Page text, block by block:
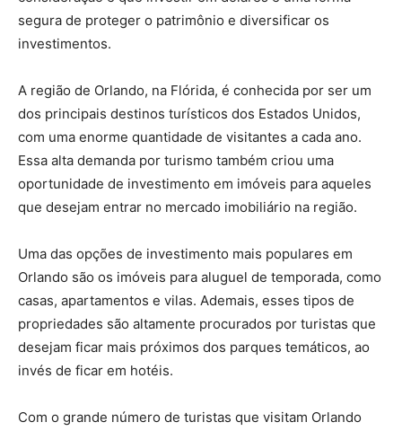
segura de proteger o patrimônio e diversificar os
investimentos.
A região de Orlando, na Flórida, é conhecida por ser um
dos principais destinos turísticos dos Estados Unidos,
com uma enorme quantidade de visitantes a cada ano.
Essa alta demanda por turismo também criou uma
oportunidade de investimento em imóveis para aqueles
que desejam entrar no mercado imobiliário na região.
Uma das opções de investimento mais populares em
Orlando são os imóveis para aluguel de temporada, como
casas, apartamentos e vilas. Ademais, esses tipos de
propriedades são altamente procurados por turistas que
desejam ficar mais próximos dos parques temáticos, ao
invés de ficar em hotéis.
Com o grande número de turistas que visitam Orlando